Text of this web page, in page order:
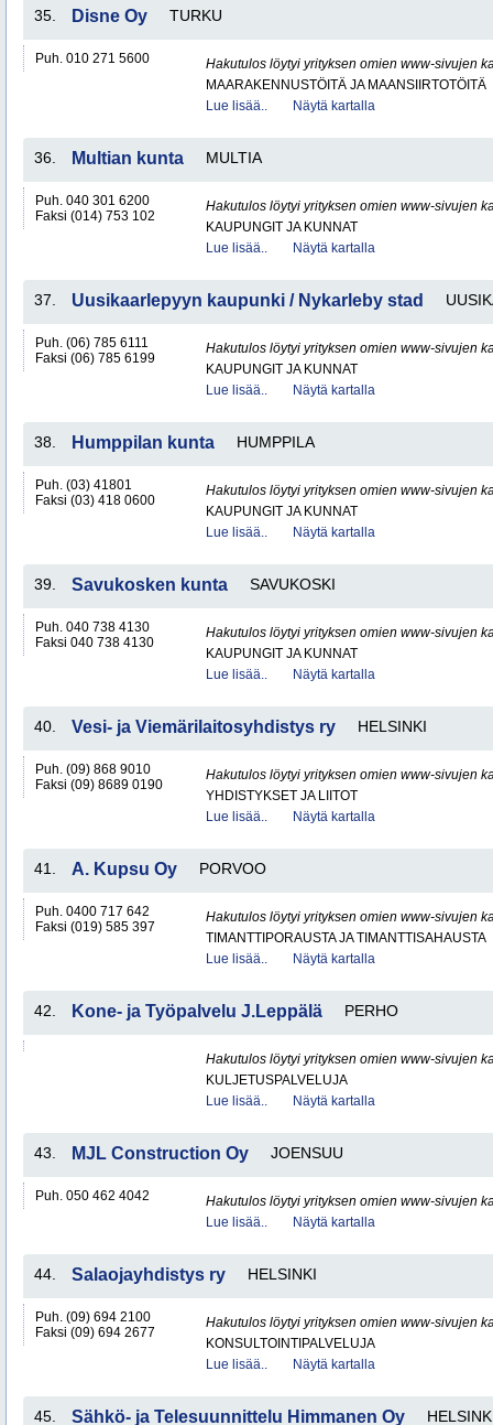
35. Disne Oy TURKU
Puh. 010 271 5600
Hakutulos löytyi yrityksen omien www-sivujen
MAARAKENNUSTÖITÄ JA MAANSIIRTOTÖITÄ
Lue lisää..
Näytä kartalla
36. Multian kunta MULTIA
Puh. 040 301 6200
Faksi (014) 753 102
Hakutulos löytyi yrityksen omien www-sivujen
KAUPUNGIT JA KUNNAT
Lue lisää..
Näytä kartalla
37. Uusikaarlepyyn kaupunki / Nykarleby stad
Puh. (06) 785 6111
Faksi (06) 785 6199
Hakutulos löytyi yrityksen omien www-sivujen
KAUPUNGIT JA KUNNAT
Lue lisää..
Näytä kartalla
38. Humppilan kunta HUMPPILA
Puh. (03) 41801
Faksi (03) 418 0600
Hakutulos löytyi yrityksen omien www-sivujen
KAUPUNGIT JA KUNNAT
Lue lisää..
Näytä kartalla
39. Savukosken kunta SAVUKOSKI
Puh. 040 738 4130
Faksi 040 738 4130
Hakutulos löytyi yrityksen omien www-sivujen
KAUPUNGIT JA KUNNAT
Lue lisää..
Näytä kartalla
40. Vesi- ja Viemärilaitosyhdistys ry HELSINKI
Puh. (09) 868 9010
Faksi (09) 8689 0190
Hakutulos löytyi yrityksen omien www-sivujen
YHDISTYKSET JA LIITOT
Lue lisää..
Näytä kartalla
41. A. Kupsu Oy PORVOO
Puh. 0400 717 642
Faksi (019) 585 397
Hakutulos löytyi yrityksen omien www-sivujen
TIMANTTIPORAUSTA JA TIMANTTISAHAUSTA
Lue lisää..
Näytä kartalla
42. Kone- ja Työpalvelu J.Leppälä PERHO
Hakutulos löytyi yrityksen omien www-sivujen
KULJETUSPALVELUJA
Lue lisää..
Näytä kartalla
43. MJL Construction Oy JOENSUU
Puh. 050 462 4042
Hakutulos löytyi yrityksen omien www-sivujen
Lue lisää..
Näytä kartalla
44. Salaojayhdistys ry HELSINKI
Puh. (09) 694 2100
Faksi (09) 694 2677
Hakutulos löytyi yrityksen omien www-sivujen
KONSULTOINTIPALVELUJA
Lue lisää..
Näytä kartalla
45. Sähkö- ja Telesuunnittelu Himmanen Oy